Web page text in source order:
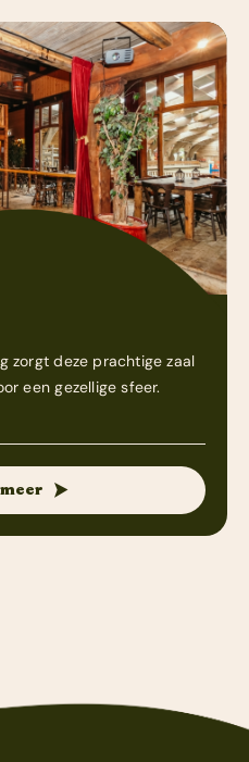
zorgt deze prachtige zaal
een gezellige sfeer.